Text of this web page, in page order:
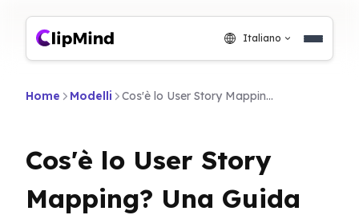
Italiano
Home Modelli Cos'è lo User Story Mapping? Una Guida Visiva per i Team di Prodotto
Cos'è lo User Story
Mapping? Una Guida